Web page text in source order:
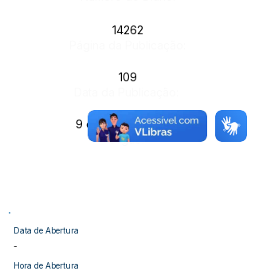
14262
109
9 de maio de 2026
Órgão:
Data de Abertura
-
Hora de Abertura